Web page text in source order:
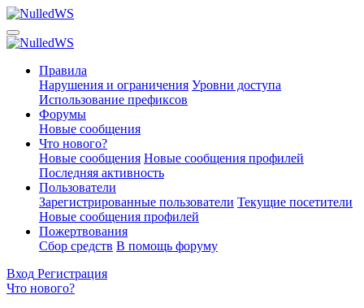
Правила
Нарушения и ограничения Уровни доступа
Использование префиксов
Форумы
Новые сообщения
Что нового?
Новые сообщения Новые сообщения профилей
Последняя активность
Пользователи
Зарегистрированные пользователи Текущие посетители
Новые сообщения профилей
Пожертвования
Сбор средств В помощь форуму
Вход Регистрация
Что нового?